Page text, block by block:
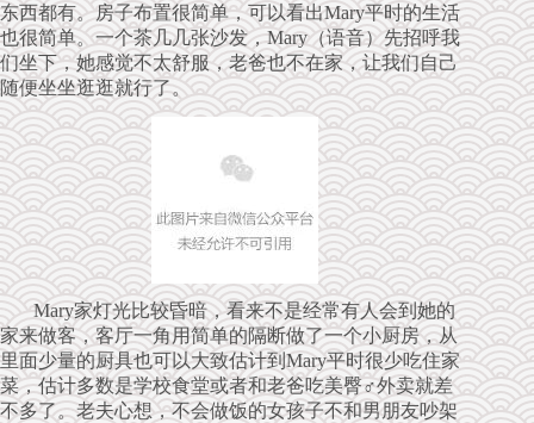
东西都有。房子布置很简单，可以看出Mary平时的生活
也很简单。一个茶几几张沙发，Mary（语音）先招呼我
们坐下，她感觉不太舒服，老爸也不在家，让我们自己
随便坐坐逛逛就行了。
Mary家灯光比较昏暗，看来不是经常有人会到她的
家来做客，客厅一角用简单的隔断做了一个小厨房，从
里面少量的厨具也可以大致估计到Mary平时很少吃住家
菜，估计多数是学校食堂或者和老爸吃美臀♂外卖就差
不多了。老夫心想，不会做饭的女孩子不和男朋友吵架